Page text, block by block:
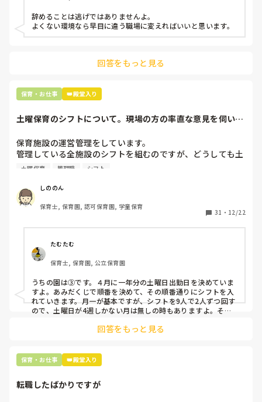
などいう意見で…
上の先生に相談することは難しそうです。
最後の職場にしようと思っていましたが
辞めることは逃げ、と、過去辞めた人も何年も言われ続けて
います
辞めることは逃げではありませんよ。
よくない環境なら早目に違う職場に変えればいいと思います。
回答をもっと見る
保育・お仕事 👑殿堂入り
土曜保育のシフトについて。現場の方の率直な意見を伺いた
保育施設の運営管理をしています。
管理している全施設のシフトを組むのですが、どうしても土
曜保育だけは入れる方が少なく、いつも苦労しています。
て入職しているはずですが、いざ勤務が始まると一日も土曜
出勤が出来ない方ばかりです。
①土曜日の希望休は2日まで、と制限をかける
②毎月、必ず土曜保育に入ることのできる日を1日だけピッ
クアップしてもらう
③仮シフトが出た時、土曜出勤が難しければ自身で代わりの
人を交渉して見つけてもらう
上記のいずれかの対策を取り入れることを考えています。
土曜保育 管理職 シフト
しののん
保育士, 保育園, 認可保育園, 学童保育
31 ・ 12/22
たむたむ
保育士, 保育園, 公立保育園
うちの園は③です。４月に一年分の土曜日出勤日を決めていま
すよ。あみだくじで順番を決めて、その順番通りにシフトを入
れていきます。月一が基本ですが、シフトを9人で2人ずつ回す
ので、土曜日が4週しかない月は無しの時もありますよ。その
て貰い、主任に報告してます。
回答をもっと見る
保育・お仕事 👑殿堂入り
転職したばかりですが